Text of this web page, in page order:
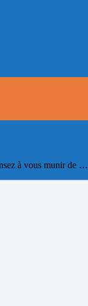
à vous munir de …